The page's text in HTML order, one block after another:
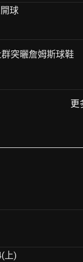
球
突曬詹姆斯球鞋
更
上)